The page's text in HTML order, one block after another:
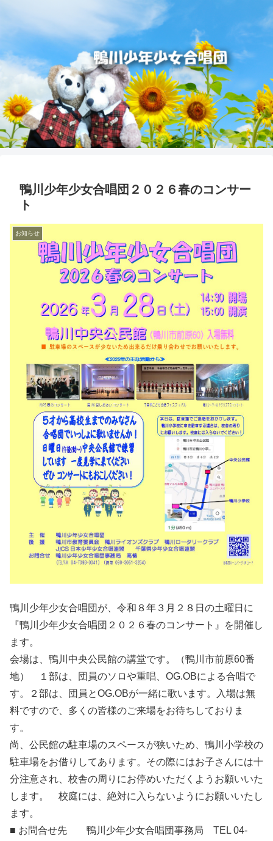
鴨川少年少女合唱団２０２６春のコンサー
ト
お知らせ
鴨川少年少女合唱団が、令和８年３月２８日の土曜日に
『鴨川少年少女合唱団２０２６春のコンサート』を開催し
ます。
会場は、鴨川中央公民館の講堂です。（鴨川市前原60番
地） １部は、団員のソロや重唱、OG.OBによる合唱で
す。２部は、団員とOG.OBが一緒に歌います。入場は無
料ですので、多くの皆様のご来場をお待ちしておりま
す。
尚、公民館の駐車場のスペースが狭いため、鴨川小学校の
駐車場をお借りしてあります。その際にはお子さんには十
分注意され、校舎の周りにお停めいただくようお願いいた
します。 校庭には、絶対に入らないようにお願いいたし
ます。
■ お問合せ先 鴨川少年少女合唱団事務局 TEL 04-